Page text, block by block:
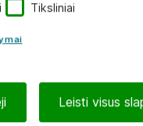
Tiksliniai
Leisti visus